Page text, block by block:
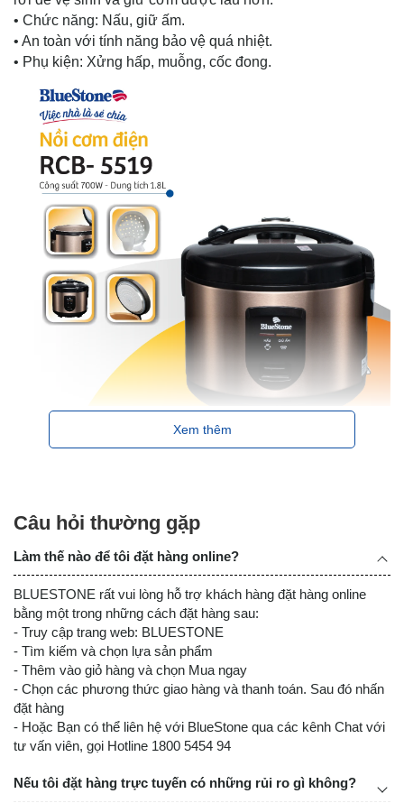
• Chức năng: Nấu, giữ ấm.
• An toàn với tính năng bảo vệ quá nhiệt.
• Phụ kiện: Xửng hấp, muỗng, cốc đong.
Xem thêm
Câu hỏi thường gặp
Làm thế nào để tôi đặt hàng online?
BLUESTONE rất vui lòng hỗ trợ khách hàng đặt hàng online
bằng một trong những cách đặt hàng sau:
- Truy cập trang web: BLUESTONE
- Tìm kiếm và chọn lựa sản phẩm
- Thêm vào giỏ hàng và chọn Mua ngay
- Chọn các phương thức giao hàng và thanh toán. Sau đó nhấn
đặt hàng
- Hoặc Bạn có thể liên hệ với BlueStone qua các kênh Chat với
tư vấn viên, gọi Hotline 1800 5454 94
Nếu tôi đặt hàng trực tuyến có những rủi ro gì không?